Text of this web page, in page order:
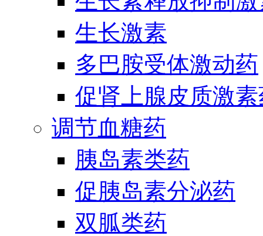
生长激素
多巴胺受体激动药
促肾上腺皮质激
调节血糖药
胰岛素类药
促胰岛素分泌药
双胍类药